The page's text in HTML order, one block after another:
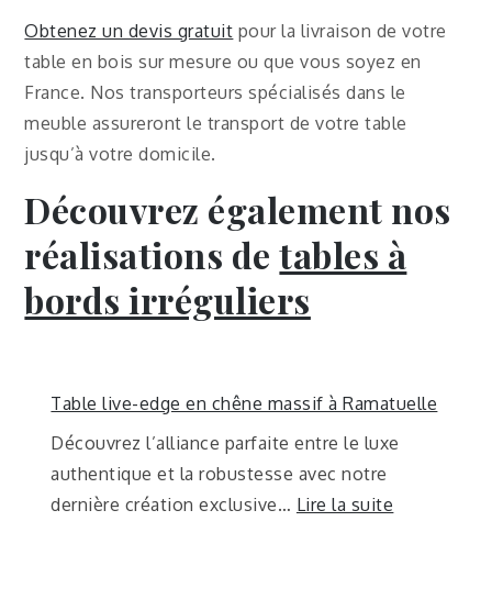
Obtenez un devis gratuit pour la livraison de votre
table en bois sur mesure ou que vous soyez en
France. Nos transporteurs spécialisés dans le
meuble assureront le transport de votre table
jusqu’à votre domicile.
Découvrez également nos
réalisations detables à
bords irréguliers
Table live-edge en chêne massif à Ramatuelle
Découvrez l’alliance parfaite entre le luxe
authentique et la robustesse avec notre
dernière création exclusive… Lire la suite